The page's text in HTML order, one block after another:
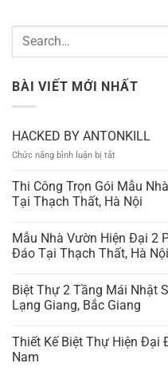
BÀI VIẾT MỚI NHẤT
HACKED BY ANTONKILL
Chức năng bình luận bị tắt
BY
ANTONKILL
Thi Công Trọn Gói Mẫu
Tại Thạch Thất, Hà Nội
Mẫu Nhà Vườn Hiện Đại 2
Đáo Tại Thạch Thất, Hà Nội
Biệt Thự 2 Tầng Mái Nhật
Lạng Giang, Bắc Giang
Thiết Kế Biệt Thự Hiện Đại
Nam